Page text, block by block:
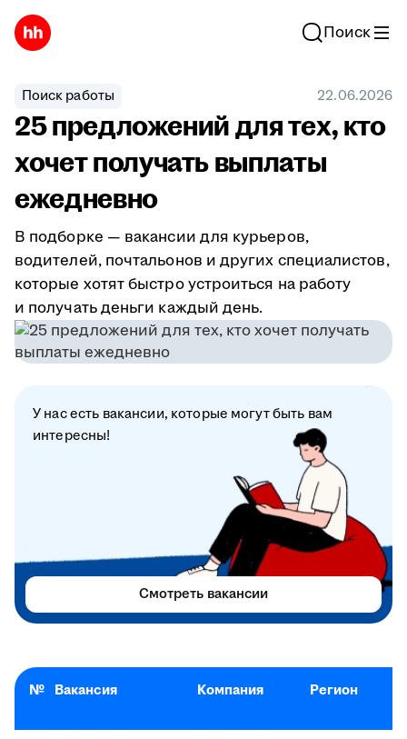
Поиск
Поиск работы 22.06.2026
25 предложений для тех, кто
хочет получать выплаты
ежедневно
В подборке — вакансии для курьеров,
водителей, почтальонов и других специалистов,
которые хотят быстро устроиться на работу
и получать деньги каждый день.
№ Вакансия Компания Регион
У нас есть вакансии, которые могут быть вам
интересны!
Смотреть вакансии